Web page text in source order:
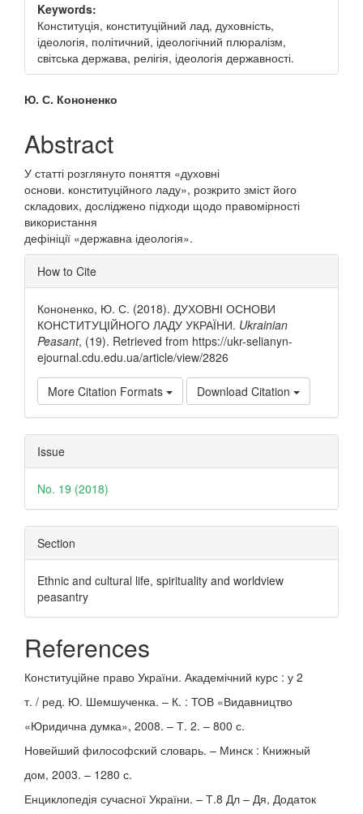
Keywords:
Конституція, конституційний лад, духовність,
ідеологія, політичний, ідеологічний плюралізм,
світська держава, релігія, ідеологія державності.
Main
Article
Content
Ю. С. Кононенко
Abstract
У статті розглянуто поняття «духовні
основи. конституційного ладу», розкрито зміст його
складових, досліджено підходи щодо правомірності
використання
дефініції «державна ідеологія».
Article
Details
How to Cite
Кононенко, Ю. С. (2018). ДУХОВНІ ОСНОВИ
КОНСТИТУЦІЙНОГО ЛАДУ УКРАЇНИ. Ukrainian
Peasant, (19). Retrieved from https://ukr-selianyn-
ejournal.cdu.edu.ua/article/view/2826
More Citation Formats Download Citation
Issue
No. 19 (2018)
Section
Ethnic and cultural life, spirituality and worldview
peasantry
References
Конституційне право України. Академічний курс : у 2
т. / ред. Ю. Шемшученка. – К. : ТОВ «Видавництво
«Юридична думка», 2008. – Т. 2. – 800 с.
Новейший философский словарь. – Минск : Книжный
дом, 2003. – 1280 с.
Енциклопедія сучасної України. – Т.8 Дл – Дя, Додаток